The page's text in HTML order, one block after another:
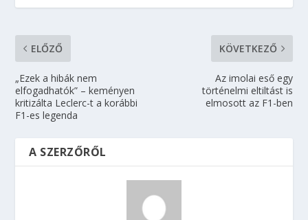
ELŐZŐ
„Ezek a hibák nem
elfogadhatók” – keményen
kritizálta Leclerc-t a korábbi
F1-es legenda
KÖVETKEZŐ
Az imolai eső egy
történelmi eltiltást is
elmosott az F1-ben
A SZERZŐRŐL